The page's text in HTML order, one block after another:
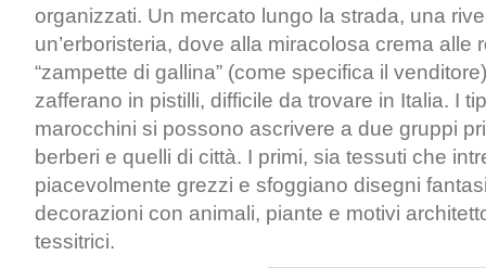
organizzati. Un mercato lungo la strada, una
un’erboristeria, dove alla miracolosa crema alle
“zampette di gallina” (come specifica il
zafferano in pistilli, difficile da trovare in Italia. I
marocchini si possono ascrivere a due gruppi
berberi e quelli di città. I primi, sia tessuti che
piacevolmente grezzi e sfoggiano disegni
decorazioni con animali, piante e motivi
tessitrici.